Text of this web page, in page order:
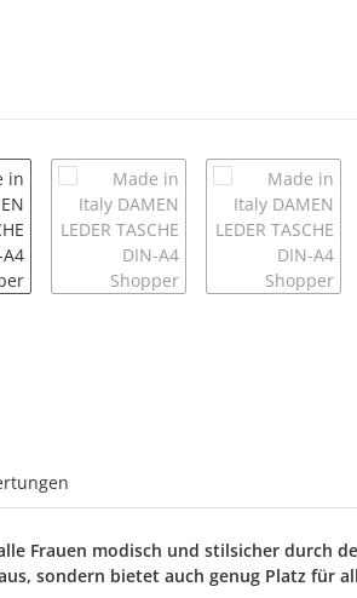
Frauen modisch und stilsicher durch
sondern bietet auch genug Platz für